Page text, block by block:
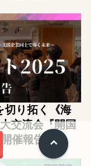
切り拓く《海
交流会『開国
催報告